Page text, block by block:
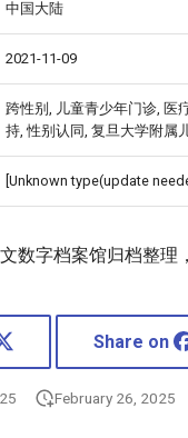
中国大陆
2021-11-09
跨性别, 儿童青少年门诊, 医
持, 性别认同, 复旦大学附属
[Unknown type(update
数字档案馆归档整理
Share on
February 26, 2025